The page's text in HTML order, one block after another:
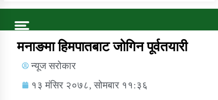
Trending Now
मनाङमा हिमपातबाट जोगिन पूर्वतयारी
न्यूज सरोकार
१३ मंसिर २०७८, सोमबार ११:३६